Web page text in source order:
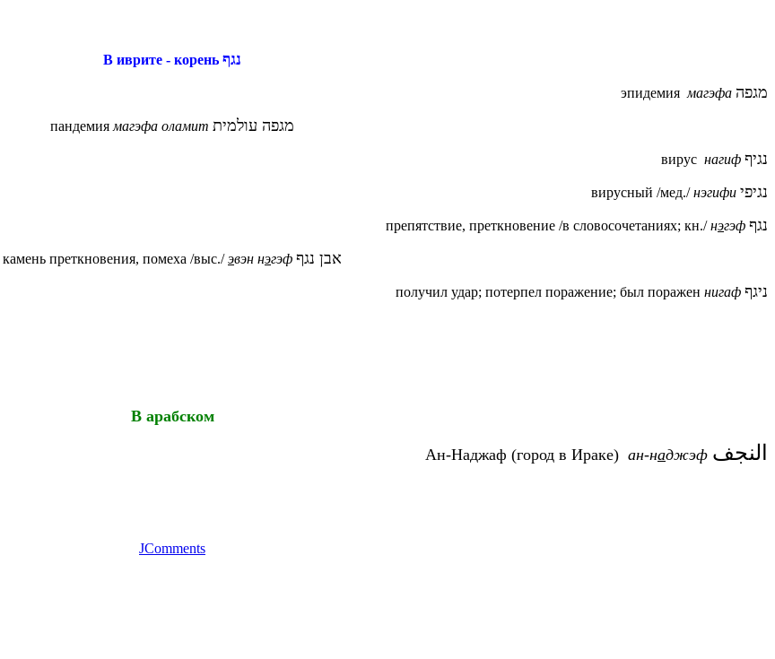
В иврите - корень נגף
эпидемия магэфа מגפה
пандемия магэфа оламит מגפה עולמית
вирус нагиф נגיף
вирусный /мед./нэгифи נגיפי
препятствие, преткновение /в словосочетаниях; кн./нэгэф נגף
камень преткновения, помеха /выс./эвэн нэгэф אבן נגף
получил удар; потерпел поражение; был поражен нигаф ניגף
В арабском
Ан-Наджаф (город в Ираке) ан-наджэф النجف
JComments